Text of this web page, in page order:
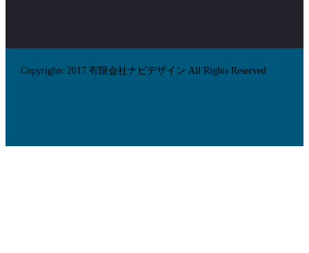
Copyrightc 2017 有限会社ナビデザイン All Rights Reserved